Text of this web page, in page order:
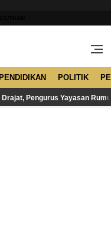
PENDIDIKAN POLITIK
Pengurus Yayasan